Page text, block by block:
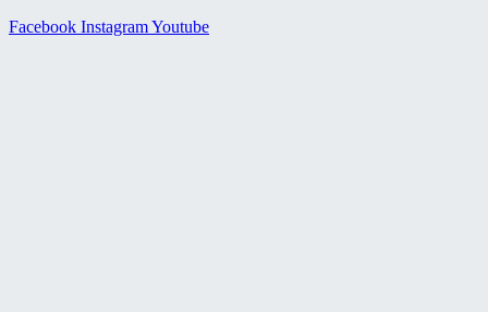
Facebook InstagramYoutube